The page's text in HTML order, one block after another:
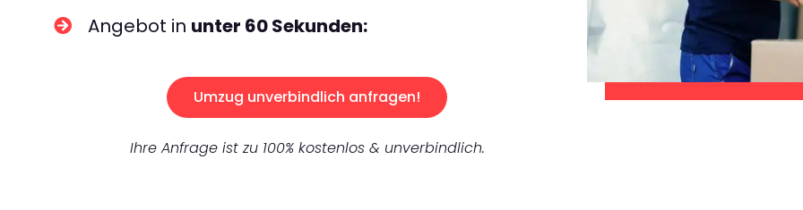
Angebot in unter 60 Sekunden:
Umzug unverbindlich anfragen!
Ihre Anfrage ist zu 100% kostenlos & unverbindlich.